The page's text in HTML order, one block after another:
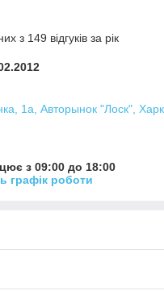
з 149 відгуків за рік
1а, Авторынок "Лоск",
з 09:00 до 18:00
графік роботи